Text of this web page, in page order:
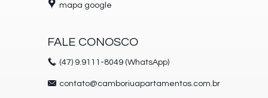
mapa google
FALE CONOSCO
(47) 9.9111-8049 (WhatsApp)
contato@camboriuapartamentos.com.br